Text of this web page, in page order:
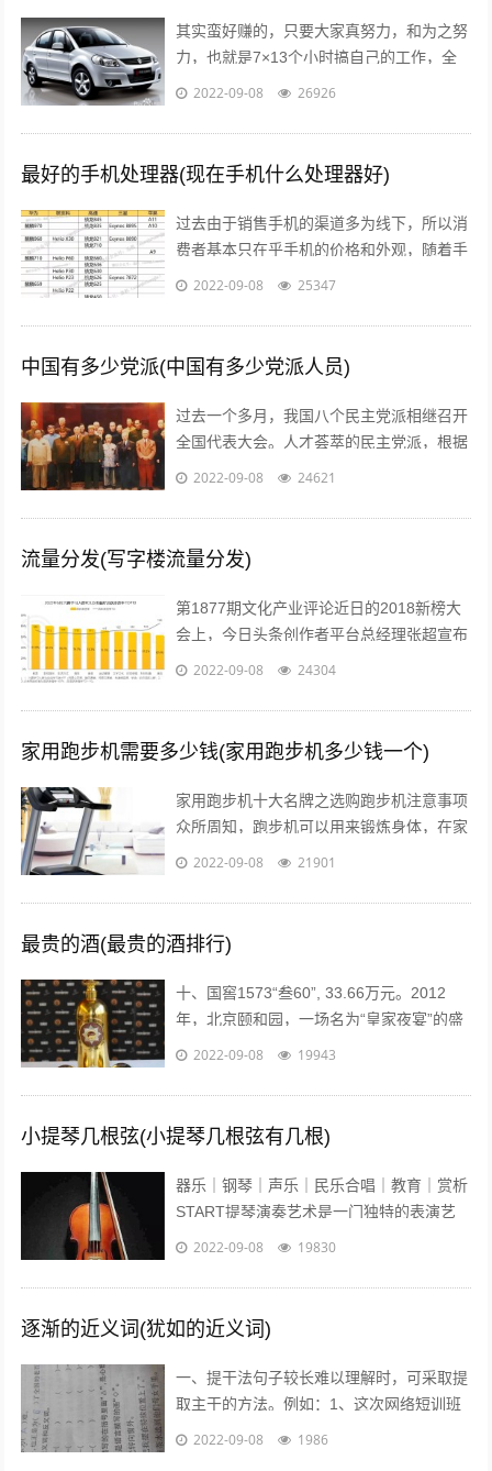
其实蛮好赚的，只要大家真努力，和为之努
力，也就是7×13个小时搞自己的工作，全
面性的拼命，那么我们自然就可以赚到钱
2022-09-08 26926
最好的手机处理器(现在手机什么处理器好)
过去由于销售手机的渠道多为线下，所以消
费者基本只在乎手机的价格和外观，随着手
机线上销售渠道的拓宽，以及小米曾打出性
2022-09-08 25347
中国有多少党派(中国有多少党派人员)
过去一个多月，我国八个民主党派相继召开
全国代表大会。人才荟萃的民主党派，根据
历史传统各有特色、成员界别也各具特点。
2022-09-08 24621
流量分发(写字楼流量分发)
第1877期文化产业评论近日的2018新榜大
会上，今日头条创作者平台总经理张超宣布
头条号平台将全面升级。升级后，平台将支
2022-09-08 24304
家用跑步机需要多少钱(家用跑步机多少钱一个)
家用跑步机十大名牌之选购跑步机注意事项
众所周知，跑步机可以用来锻炼身体，在家
配置跑步机的明星也不少。近日，张继科的
2022-09-08 21901
最贵的酒(最贵的酒排行)
十、国窖1573“叁60”, 33.66万元。2012
年，北京颐和园，一场名为“皇家夜宴”的盛
宴举行。中国高端奢侈白酒品牌——国窖
2022-09-08 19943
小提琴几根弦(小提琴几根弦有几根)
器乐｜钢琴｜声乐｜民乐合唱｜教育｜赏析
START提琴演奏艺术是一门独特的表演艺
术，它的音色轻盈悦耳、沁人心脾、它宛如
2022-09-08 19830
逐渐的近义词(犹如的近义词)
一、提干法句子较长难以理解时，可采取提
取主干的方法。例如：1、这次网络短训班
的学员，除北大本校人员外，还有来自清华
2022-09-08 1986